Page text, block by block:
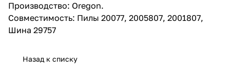
Производство: Oregon.
Совместимость: Пилы 20077, 2005807, 2001807,
Шина 29757
Назад к списку